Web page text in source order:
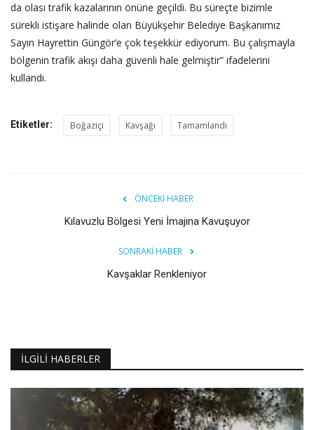
da olası trafik kazalarının önüne geçildi. Bu süreçte bizimle
sürekli istişare halinde olan Büyükşehir Belediye Başkanımız
Sayın Hayrettin Güngör’e çok teşekkür ediyorum. Bu çalışmayla
bölgenin trafik akışı daha güvenli hale gelmiştir” ifadelerini
kullandı.
Etiketler: Boğaziçi Kavşağı Tamamlandı
ÖNCEKI HABER
Kılavuzlu Bölgesi Yeni İmajına Kavuşuyor
SONRAKI HABER
Kavşaklar Renkleniyor
İLGILI HABERLER